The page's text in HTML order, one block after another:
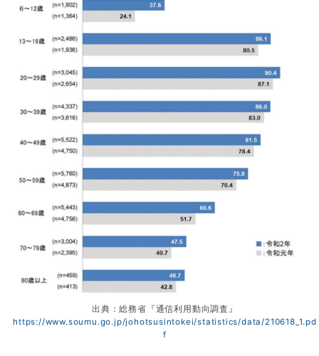
出典：総務省『通信利用動向調査』
https://www.soumu.go.jp/johotsusintokei/statistics/data/210618_1.pd
f